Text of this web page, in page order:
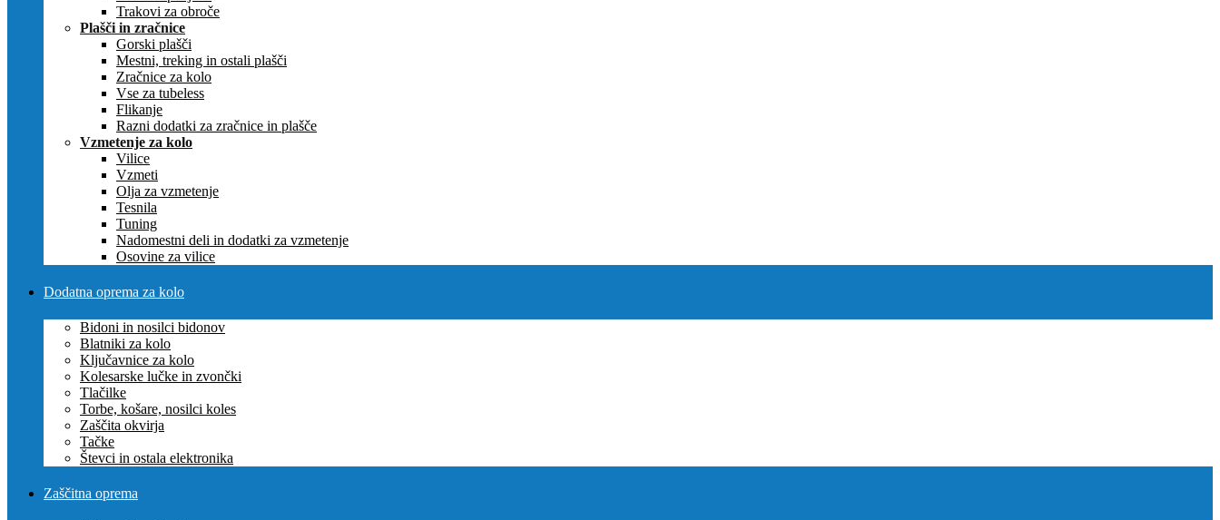
Trakovi za obroče
Plašči in zračnice
Gorski plašči
Mestni, treking in ostali plašči
Zračnice za kolo
Vse za tubeless
Flikanje
Razni dodatki za zračnice in plašče
Vzmetenje za kolo
Vilice
Vzmeti
Olja za vzmetenje
Tesnila
Tuning
Nadomestni deli in dodatki za vzmetenje
Osovine za vilice
Dodatna oprema za kolo
Bidoni in nosilci bidonov
Blatniki za kolo
Ključavnice za kolo
Kolesarske lučke in zvončki
Tlačilke
Torbe, košare, nosilci koles
Zaščita okvirja
Tačke
Števci in ostala elektronika
Zaščitna oprema